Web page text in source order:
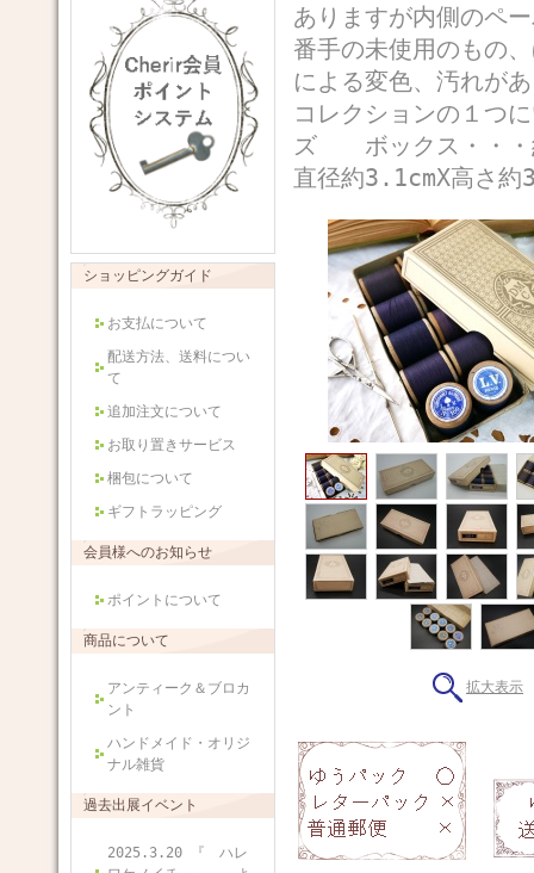
ショッピングガイド
お支払について
配送方法、送料につい
て
追加注文について
お取り置きサービス
梱包について
ギフトラッピング
会員様へのお知らせ
ポイントについて
商品について
アンティーク＆ブロカ
ント
ハンドメイド・オリジ
ナル雑貨
過去出展イベント
2025.3.20 『 ハレ
ありますが内側のペ
番手の未使用のもの
による変色、汚れが
コレクションの１
ズ ボックス・・・
直径約3.1cmX高さ約
拡大表示